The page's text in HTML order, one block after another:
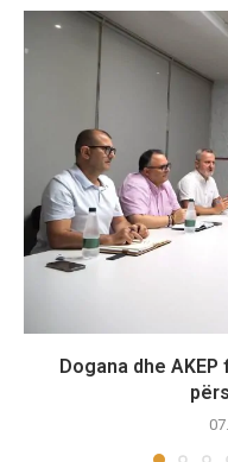
Dogana dhe